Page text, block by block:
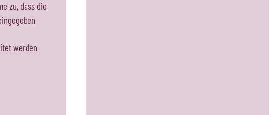
zu, dass die
werden